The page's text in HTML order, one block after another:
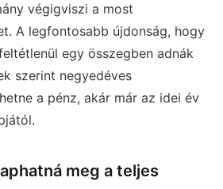
végigviszi a most
A legfontosabb újdonság, hogy
egy összegben adnák
szerint negyedéves
a pénz, akár már az idei év
meg a teljes